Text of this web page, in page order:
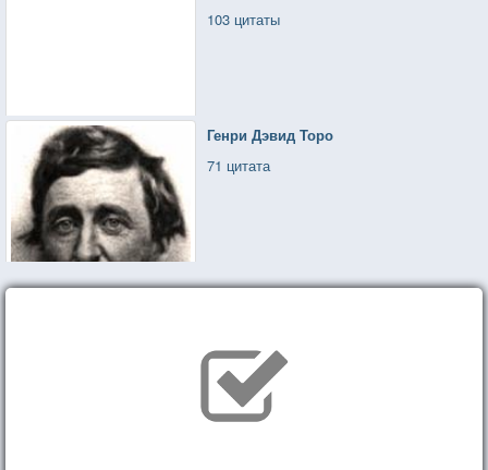
103 цитаты
Генри Дэвид Торо
71 цитата